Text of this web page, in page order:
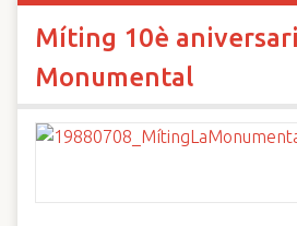
Míting 10è aniversari
Monumental